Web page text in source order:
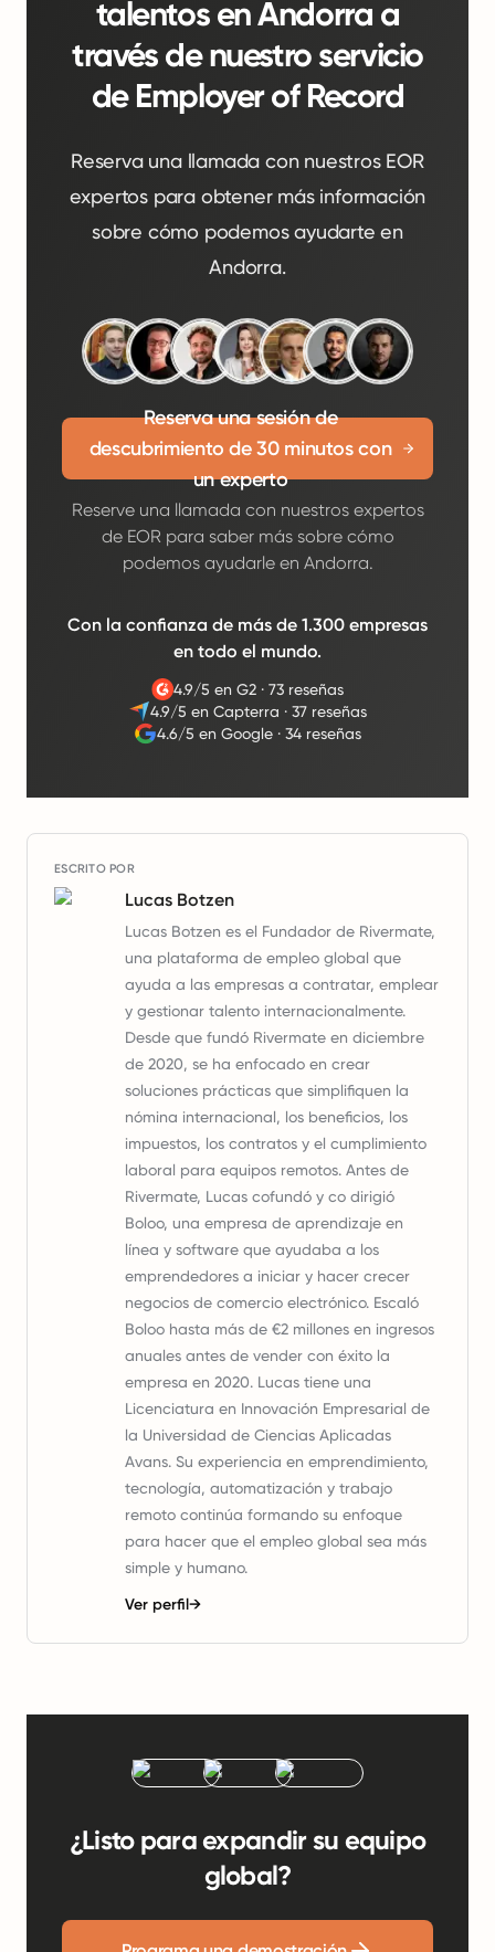
talentos en Andorra a
través de nuestro servicio
de Employer of Record
Reserva una llamada con nuestros EOR
expertos para obtener más información
sobre cómo podemos ayudarte en
Andorra.
Reserva una sesión de
descubrimiento de 30 minutos con
un experto
Reserve una llamada con nuestros expertos
de EOR para saber más sobre cómo
podemos ayudarle en Andorra.
Con la confianza de más de 1.300 empresas
en todo el mundo.
4.9/5 en G2 ·73 reseñas
4.9/5 en Capterra ·37 reseñas
4.6/5 en Google· 34 reseñas
ESCRITO POR
Lucas Botzen
Lucas Botzen es el Fundador de Rivermate,
una plataforma de empleo global que
ayuda a las empresas a contratar, emplear
y gestionar talento internacionalmente.
Desde que fundó Rivermate en diciembre
de 2020, se ha enfocado en crear
soluciones prácticas que simplifiquen la
nómina internacional, los beneficios, los
impuestos, los contratos y el cumplimiento
laboral para equipos remotos. Antes de
Rivermate, Lucas cofundó y co dirigió
Boloo, una empresa de aprendizaje en
línea y software que ayudaba a los
emprendedores a iniciar y hacer crecer
negocios de comercio electrónico. Escaló
Boloo hasta más de €2 millones en ingresos
anuales antes de vender con éxito la
empresa en 2020. Lucas tiene una
Licenciatura en Innovación Empresarial de
la Universidad de Ciencias Aplicadas
Avans. Su experiencia en emprendimiento,
tecnología, automatización y trabajo
remoto continúa formando su enfoque
para hacer que el empleo global sea más
simple y humano.
Ver perfil→
¿Listo para expandir su equipo
global?